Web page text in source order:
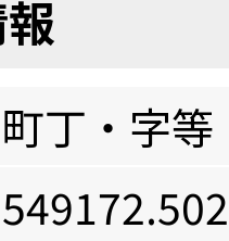
町丁・字等
549172.502